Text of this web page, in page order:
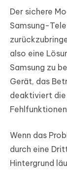
Der sichere
Samsung-
also eine
Samsung zu
Gerät, das
deaktiviert
Wenn das
durch eine
Hintergrund